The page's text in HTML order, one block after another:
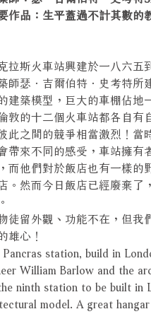
作品：生平蓋過不計其數的
拉斯火車站興建於一八六五
師瑟．吉爾伯特．史考特所
建築模型，巨大的車棚佔地
敦的十二個火車站都各自有
此之間的競爭相當激烈！
帶來不同的感受，車站擁有
而他們對於飯店也有一樣的
。然而今日飯店已經廢棄
徒留外觀、功能不在，但
雄心！
Pancras station, build in
William Barlow and the
ninth station to be built in
model. A great